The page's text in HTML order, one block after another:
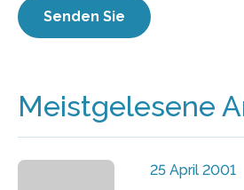
Meistgelesene
25 April 2001